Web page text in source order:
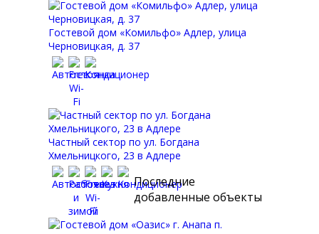
Гостевой дом «Комильфо» Адлер, улица
Черновицкая, д. 37
Частный сектор по ул. Богдана
Хмельницкого, 23 в Адлере
Последние
добавленные объекты